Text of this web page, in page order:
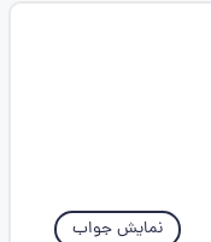
نمایش جواب